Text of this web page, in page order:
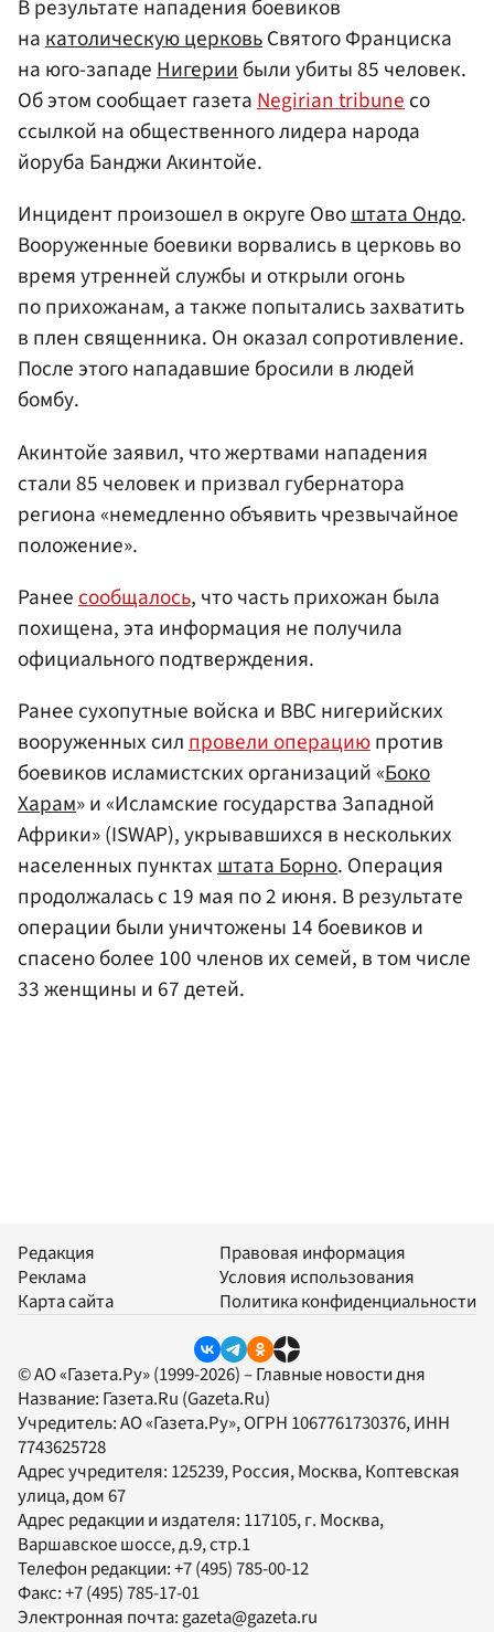
В результате нападения боевиков
накатолическую церковьСвятого Франциска
на юго-западеНигериибыли убиты 85 человек.
Об этом сообщает газетаNegirian tribuneсо
ссылкой на общественного лидера народа
йоруба Банджи Акинтойе.
Инцидент произошел в округе Овоштата Ондо.
Вооруженные боевики ворвались в церковь во
время утренней службы и открыли огонь
по прихожанам, а также попытались захватить
в плен священника. Он оказал сопротивление.
После этого нападавшие бросили в людей
бомбу.
Акинтойе заявил, что жертвами нападения
стали 85 человек и призвал губернатора
региона «немедленно объявить чрезвычайное
положение».
Ранеесообщалось, что часть прихожан была
похищена, эта информация не получила
официального подтверждения.
Ранее сухопутные войска и ВВС нигерийских
вооруженных силпровели операциюпротив
боевиков исламистских организаций «Боко
Харам» и «Исламские государства Западной
Африки» (ISWAP), укрывавшихся в нескольких
населенных пунктахштата Борно. Операция
продолжалась с 19 мая по 2 июня. В результате
операции были уничтожены 14 боевиков и
спасено более 100 членов их семей, в том числе
33 женщины и 67 детей.
Редакция
Реклама
Карта сайта
Правовая информация
Условия использования
Политика конфиденциальности
© АО «Газета.Ру» (1999-2026) – Главные новости дня
Название: Газета.Ru (Gazeta.Ru)
Учредитель:АО «Газета.Ру», ОГРН 1067761730376, ИНН
7743625728
Адрес учредителя: 125239, Россия, Москва, Коптевская
улица, дом 67
Адрес редакции и издателя: 117105, г. Москва,
Варшавское шоссе, д.9, стр.1
Телефон редакции:+7 (495) 785-00-12
Факс:+7 (495) 785-17-01
Электронная почта:gazeta@gazeta.ru